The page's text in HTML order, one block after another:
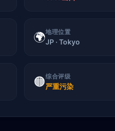
🌍地理位置
JP · Tokyo
🟠综合评级
严重污染